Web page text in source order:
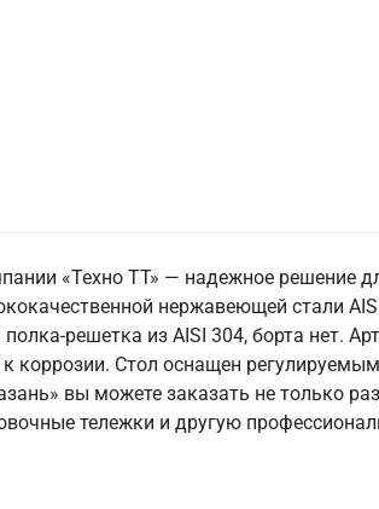
«Техно ТТ» — надежное решение
нержавеющей стали
решетка из AISI 304, борта нет.
коррозии. Стол оснащен
вы можете заказать не только
тележки и другую